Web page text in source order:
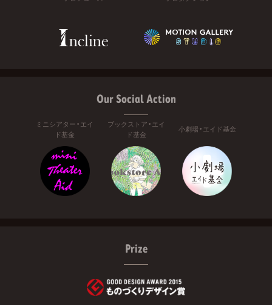
Our Social Action
ミニシアター・エイ
ド基金
ブックストア・エイ
ド基金
小劇場・エイド基金
Prize